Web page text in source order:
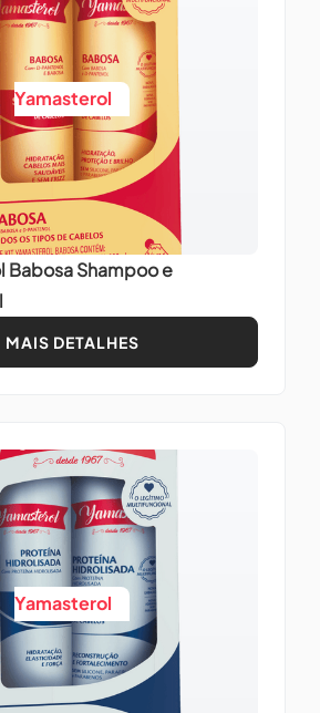
Yamasterol
Babosa Shampoo e
MAIS DETALHES
Yamasterol